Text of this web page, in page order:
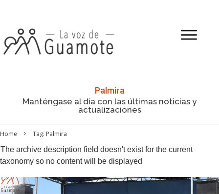
Palmira
Manténgase al día con las últimas noticias y
actualizaciones
Home
Tag: Palmira
The archive description field doesn't exist for the current
taxonomy so no content will be displayed